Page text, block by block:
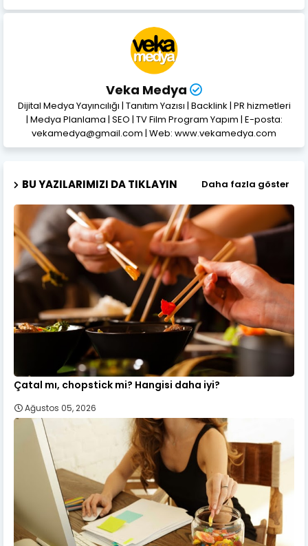
Veka Medya
Dijital Medya Yayıncılığı | Tanıtım Yazısı | Backlink | PR hizmetleri
| Medya Planlama | SEO | TV Film Program Yapım | E-posta:
vekamedya@gmail.com | Web: www.vekamedya.com
BU YAZILARIMIZI DA TIKLAYIN Daha fazla göster
Çatal mı, chopstick mi? Hangisi daha iyi?
Ağustos 05, 2026